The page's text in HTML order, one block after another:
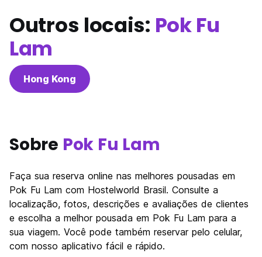
Outros locais: Pok Fu
Lam
Hong Kong
Sobre Pok Fu Lam
Faça sua reserva online nas melhores pousadas em
Pok Fu Lam com Hostelworld Brasil. Consulte a
localização, fotos, descrições e avaliações de clientes
e escolha a melhor pousada em Pok Fu Lam para a
sua viagem. Você pode também reservar pelo celular,
com nosso aplicativo fácil e rápido.